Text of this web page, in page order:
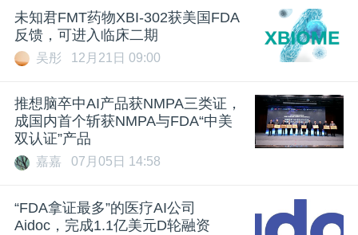
未知君FMT药物XBI-302获美国FDA
反馈，可进入临床二期
吴彤 12月21日 09:00
推想脑卒中AI产品获NMPA三类证，
成国内首个斩获NMPA与FDA“中美
双认证”产品
嘉嘉 07月05日 14:58
“FDA拿证最多”的医疗AI公司
Aidoc，完成1.1亿美元D轮融资